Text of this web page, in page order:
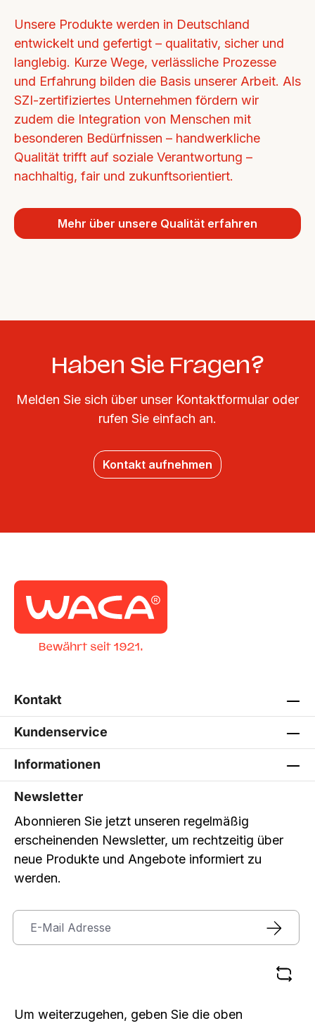
Unsere Produkte werden in Deutschland
entwickelt und gefertigt – qualitativ, sicher und
langlebig. Kurze Wege, verlässliche Prozesse
und Erfahrung bilden die Basis unserer Arbeit. Als
SZI-zertifiziertes Unternehmen fördern wir
zudem die Integration von Menschen mit
besonderen Bedürfnissen – handwerkliche
Qualität trifft auf soziale Verantwortung –
nachhaltig, fair und zukunftsorientiert.
Mehr über unsere Qualität erfahren
Haben Sie Fragen?
Melden Sie sich über unser Kontaktformular oder
rufen Sie einfach an.
Kontakt aufnehmen
Kontakt
Kundenservice
Informationen
Newsletter
Abonnieren Sie jetzt unseren regelmäßig
erscheinenden Newsletter, um rechtzeitig über
neue Produkte und Angebote informiert zu
werden.
Um weiterzugehen, geben Sie die oben